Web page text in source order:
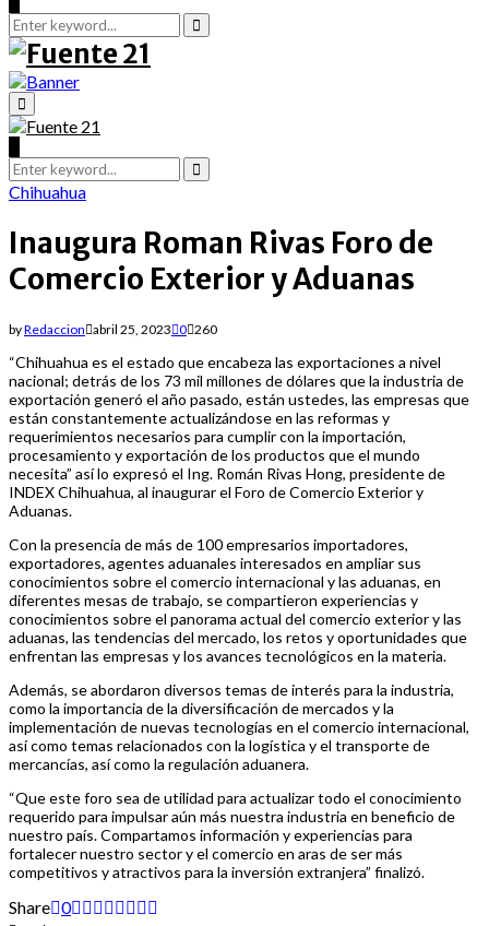
Search
for:
Search
Primary
Menu
Search
for:
Search
Chihuahua
Inaugura Roman Rivas Foro de
Comercio Exterior y Aduanas
byRedaccion abril 25, 2023 0 260
“Chihuahua es el estado que encabeza las exportaciones a nivel
nacional; detrás de los 73 mil millones de dólares que la industria de
exportación generó el año pasado, están ustedes, las empresas que
están constantemente actualizándose en las reformas y
requerimientos necesarios para cumplir con la importación,
procesamiento y exportación de los productos que el mundo
necesita” así lo expresó el Ing. Román Rivas Hong, presidente de
INDEX Chihuahua, al inaugurar el Foro de Comercio Exterior y
Aduanas.
Con la presencia de más de 100 empresarios importadores,
exportadores, agentes aduanales interesados en ampliar sus
conocimientos sobre el comercio internacional y las aduanas, en
diferentes mesas de trabajo, se compartieron experiencias y
conocimientos sobre el panorama actual del comercio exterior y las
aduanas, las tendencias del mercado, los retos y oportunidades que
enfrentan las empresas y los avances tecnológicos en la materia.
Además, se abordaron diversos temas de interés para la industria,
como la importancia de la diversificación de mercados y la
implementación de nuevas tecnologías en el comercio internacional,
así como temas relacionados con la logística y el transporte de
mercancías, así como la regulación aduanera.
“Que este foro sea de utilidad para actualizar todo el conocimiento
requerido para impulsar aún más nuestra industria en beneficio de
nuestro país. Compartamos información y experiencias para
fortalecer nuestro sector y el comercio en aras de ser más
competitivos y atractivos para la inversión extranjera” finalizó.
Share 0